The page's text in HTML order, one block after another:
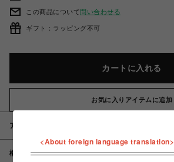
この商品について問い合わせる
ギフト：ラッピング不可
カートに入れる
お気に入りアイテムに追加
アイテム説明 / 素材
概要
<About foreign language translation>